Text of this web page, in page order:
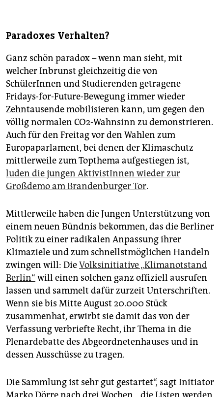
die Industrie. Nach den Zahlen von 2016 waren die
um rund 3 Prozent angestiegen, nur in der Industrie
geht es kontinuierlich abwärts. Mit 4,8 Tonnen
Kohlendioxid (2016) pro Kopf und Jahr ist Berlin eine
vergleichsweise klimafreundliche Großstadt. Die
HamburgerInnen brachten es dagegen auf 8,9
Tonnen, die BremerInnen sogar auf stattliche 19,3
Tonnen.
WoEine detaillierte Einsicht in Strategie und
Maßnahmen des Berliner Energie- und ­
Klimaschutzprogramms (BEK) bietet das digitale
Monitoring- und Informationssystem ­dibek.berlin.de
(clp)
Paradoxes Verhalten?
Ganz schön paradox – wenn man sieht, mit
welcher Inbrunst gleichzeitig die von
SchülerInnen und Studierenden getragene
Fridays-for-Future-Bewegung immer wieder
Zehntausende mobilisieren kann, um gegen den
völlig normalen CO2-Wahnsinn zu demonstrieren.
Auch für den Freitag vor den Wahlen zum
Europaparlament, bei denen der Klimaschutz
mittlerweile zum Topthema aufgestiegen ist,
luden die jungen AktivistInnen wieder zur
Großdemo am Brandenburger Tor.
Mittlerweile haben die Jungen Unterstützung von
einem neuen Bündnis bekommen, das die Berliner
Politik zu einer radikalen Anpassung ihrer
Klimaziele und zum schnellstmöglichen Handeln
zwingen will: DieVolksinitiative „Klimanotstand
Berlin“ will einen solchen ganz offiziell ausrufen
lassen und sammelt dafür zurzeit Unterschriften.
Wenn sie bis Mitte August 20.000 Stück
zusammenhat, erwirbt sie damit das von der
Verfassung verbriefte Recht, ihr Thema in die
Plenar­debatte des Abgeordnetenhauses und in
dessen Ausschüsse zu tragen.
Die Sammlung ist sehr gut gestartet“, sagt Initiator
Marko Dörre nach drei Wochen, „die Listen werden